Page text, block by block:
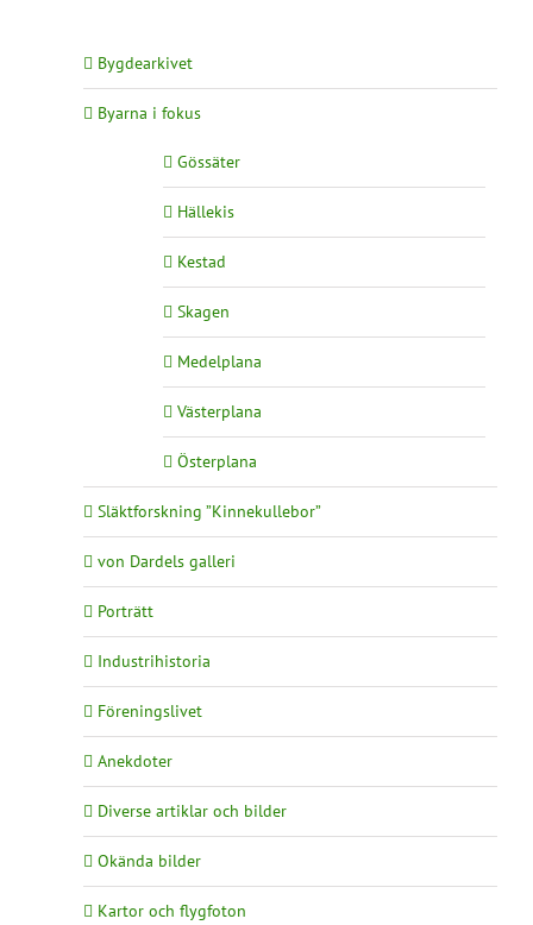
Bygdearkivet
Byarna i fokus
Gössäter
Hällekis
Kestad
Skagen
Medelplana
Västerplana
Österplana
Släktforskning ”Kinnekullebor”
von Dardels galleri
Porträtt
Industrihistoria
Föreningslivet
Anekdoter
Diverse artiklar och bilder
Okända bilder
Kartor och flygfoton